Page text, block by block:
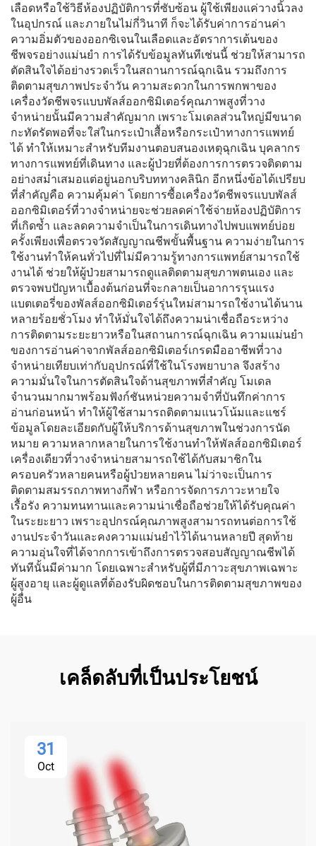
เลือดหรือใช้วิธีห้องปฏิบัติการที่ซับซ้อน ผู้ใช้เพียงแค่วางนิ้วลง
ในอุปกรณ์ และภายในไม่กี่วินาที ก็จะได้รับค่าการอ่านค่า
ความอิ่มตัวของออกซิเจนในเลือดและอัตราการเต้นของ
ชีพจรอย่างแม่นยำ การได้รับข้อมูลทันทีเช่นนี้ ช่วยให้สามารถ
ตัดสินใจได้อย่างรวดเร็วในสถานการณ์ฉุกเฉิน รวมถึงการ
ติดตามสุขภาพประจำวัน ความสะดวกในการพกพาของ
เครื่องวัดชีพจรแบบพัลส์ออกซิมิเตอร์คุณภาพสูงที่วาง
จำหน่ายนั้นมีความสำคัญมาก เพราะโมเดลส่วนใหญ่มีขนาด
กะทัดรัดพอที่จะใส่ในกระเป๋าเสื้อหรือกระเป๋าทางการแพทย์
ได้ ทำให้เหมาะสำหรับทีมงานตอบสนองเหตุฉุกเฉิน บุคลากร
ทางการแพทย์ที่เดินทาง และผู้ป่วยที่ต้องการการตรวจติดตาม
อย่างสม่ำเสมอแต่อยู่นอกบริบททางคลินิก อีกหนึ่งข้อได้เปรียบ
ที่สำคัญคือ ความคุ้มค่า โดยการซื้อเครื่องวัดชีพจรแบบพัลส์
ออกซิมิเตอร์ที่วางจำหน่ายจะช่วยลดค่าใช้จ่ายห้องปฏิบัติการ
ที่เกิดซ้ำ และลดความจำเป็นในการเดินทางไปพบแพทย์บ่อย
ครั้งเพียงเพื่อตรวจวัดสัญญาณชีพขั้นพื้นฐาน ความง่ายในการ
ใช้งานทำให้คนทั่วไปที่ไม่มีความรู้ทางการแพทย์สามารถใช้
งานได้ ช่วยให้ผู้ป่วยสามารถดูแลติดตามสุขภาพตนเอง และ
ตรวจพบปัญหาเบื้องต้นก่อนที่จะกลายเป็นอาการรุนแรง
แบตเตอรี่ของพัลส์ออกซิมิเตอร์รุ่นใหม่สามารถใช้งานได้นาน
หลายร้อยชั่วโมง ทำให้มั่นใจได้ถึงความน่าเชื่อถือระหว่าง
การติดตามระยะยาวหรือในสถานการณ์ฉุกเฉิน ความแม่นยำ
ของการอ่านค่าจากพัลส์ออกซิมิเตอร์เกรดมืออาชีพที่วาง
จำหน่ายเทียบเท่ากับอุปกรณ์ที่ใช้ในโรงพยาบาล จึงสร้าง
ความมั่นใจในการตัดสินใจด้านสุขภาพที่สำคัญ โมเดล
จำนวนมากมาพร้อมฟังก์ชันหน่วยความจำที่บันทึกค่าการ
อ่านก่อนหน้า ทำให้ผู้ใช้สามารถติดตามแนวโน้มและแชร์
ข้อมูลโดยละเอียดกับผู้ให้บริการด้านสุขภาพในช่วงการนัด
หมาย ความหลากหลายในการใช้งานทำให้พัลส์ออกซิมิเตอร์
เครื่องเดียวที่วางจำหน่ายสามารถใช้ได้กับสมาชิกใน
ครอบครัวหลายคนหรือผู้ป่วยหลายคน ไม่ว่าจะเป็นการ
ติดตามสมรรถภาพทางกีฬา หรือการจัดการภาวะหายใจ
เรื้อรัง ความทนทานและความน่าเชื่อถือช่วยให้ได้รับคุณค่า
ในระยะยาว เพราะอุปกรณ์คุณภาพสูงสามารถทนต่อการใช้
งานประจำวันและคงความแม่นยำไว้ได้นานหลายปี สุดท้าย
ความอุ่นใจที่ได้จากการเข้าถึงการตรวจสอบสัญญาณชีพได้
ทันทีนั้นมีค่ามาก โดยเฉพาะสำหรับผู้ที่มีภาวะสุขภาพเฉพาะ
ผู้สูงอายุ และผู้ดูแลที่ต้องรับผิดชอบในการติดตามสุขภาพของ
ผู้อื่น
เคล็ดลับที่เป็นประโยชน์
31
Oct